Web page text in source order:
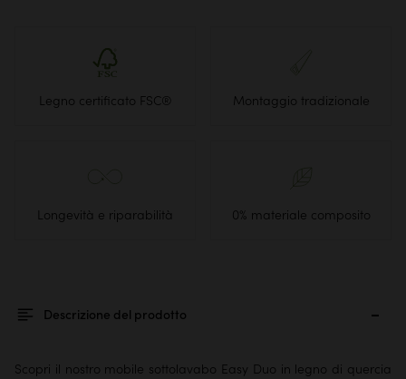
Legno certificato FSC® Montaggio tradizionale
Longevità e riparabilità 0% materiale composito
Descrizione del prodotto
Scopri il nostro mobile sottolavabo Easy Duo in legno di quercia